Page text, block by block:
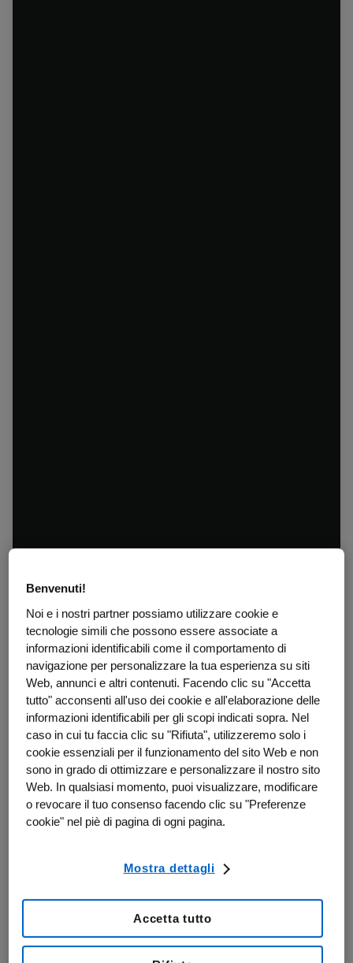
Benvenuti!
Noi e i nostri partner possiamo utilizzare cookie e
tecnologie simili che possono essere associate a
informazioni identificabili come il comportamento di
navigazione per personalizzare la tua esperienza su siti
Web, annunci e altri contenuti. Facendo clic su "Accetta
tutto" acconsenti all'uso dei cookie e all'elaborazione delle
informazioni identificabili per gli scopi indicati sopra. Nel
caso in cui tu faccia clic su "Rifiuta", utilizzeremo solo i
cookie essenziali per il funzionamento del sito Web e non
sono in grado di ottimizzare e personalizzare il nostro sito
Web. In qualsiasi momento, puoi visualizzare, modificare
o revocare il tuo consenso facendo clic su "Preferenze
cookie" nel piè di pagina di ogni pagina.
Mostra dettagli
Accetta tutto